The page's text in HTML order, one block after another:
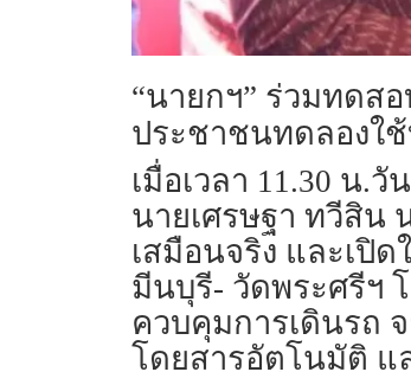
“นายกฯ” ร่วมทดส
ประชาชนทดลองใช้
เมื่อเวลา 11.30 น.
นายเศรษฐา ทวีสิน
เสมือนจริง และเปิ
มีนบุรี- วัดพระศรีฯ
ควบคุมการเดินรถ
โดยสารอัตโนมัติ แ